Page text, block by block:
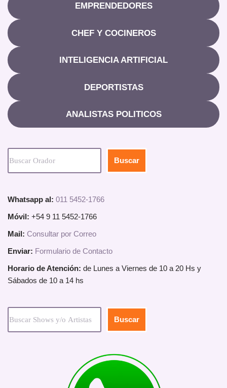
EMPRENDEDORES
CHEF Y COCINEROS
INTELIGENCIA ARTIFICIAL
DEPORTISTAS
ANALISTAS POLITICOS
Buscar
Whatsapp al: 011 5452-1766
Móvil: +54 9 11 5452-1766
Mail: Consultar por Correo
Enviar: Formulario de Contacto
Horario de Atención: de Lunes a Viernes de 10 a 20 Hs y
Sábados de 10 a 14 hs
Buscar